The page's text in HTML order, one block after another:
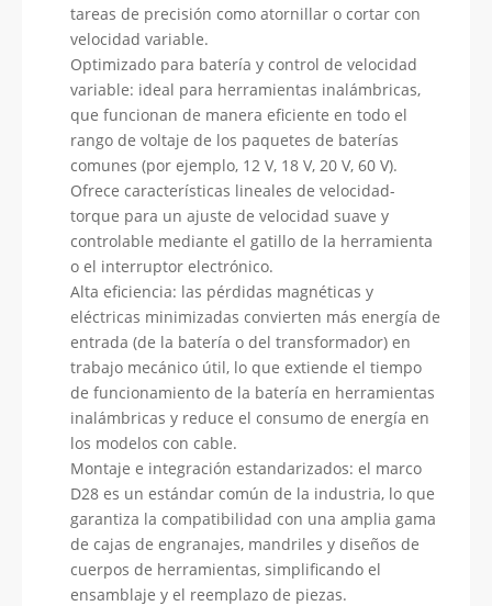
tareas de precisión como atornillar o cortar con
velocidad variable.
Optimizado para batería y control de velocidad
variable: ideal para herramientas inalámbricas,
que funcionan de manera eficiente en todo el
rango de voltaje de los paquetes de baterías
comunes (por ejemplo, 12 V, 18 V, 20 V, 60 V).
Ofrece características lineales de velocidad-
torque para un ajuste de velocidad suave y
controlable mediante el gatillo de la herramienta
o el interruptor electrónico.
Alta eficiencia: las pérdidas magnéticas y
eléctricas minimizadas convierten más energía de
entrada (de la batería o del transformador) en
trabajo mecánico útil, lo que extiende el tiempo
de funcionamiento de la batería en herramientas
inalámbricas y reduce el consumo de energía en
los modelos con cable.
Montaje e integración estandarizados: el marco
D28 es un estándar común de la industria, lo que
garantiza la compatibilidad con una amplia gama
de cajas de engranajes, mandriles y diseños de
cuerpos de herramientas, simplificando el
ensamblaje y el reemplazo de piezas.